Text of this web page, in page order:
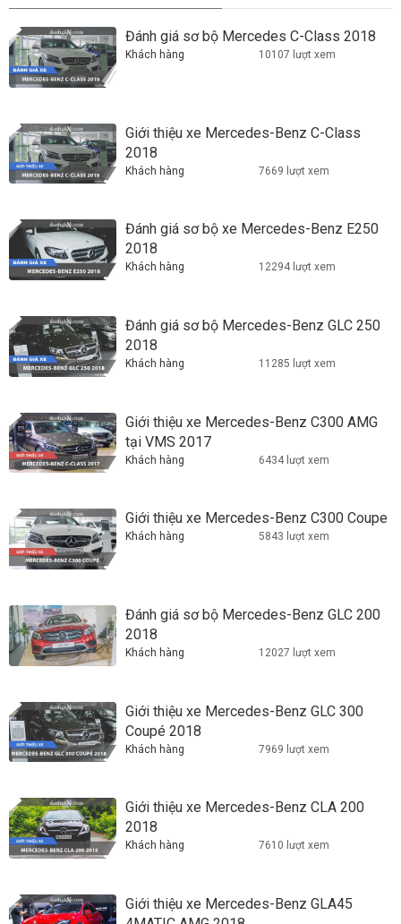
Đánh giá sơ bộ Mercedes C-Class 2018
Khách hàng 10107 lượt xem
Giới thiệu xe Mercedes-Benz C-Class
2018
Khách hàng 7669 lượt xem
Đánh giá sơ bộ xe Mercedes-Benz E250
2018
Khách hàng 12294 lượt xem
Đánh giá sơ bộ Mercedes-Benz GLC 250
2018
Khách hàng 11285 lượt xem
Giới thiệu xe Mercedes-Benz C300 AMG
tại VMS 2017
Khách hàng 6434 lượt xem
Giới thiệu xe Mercedes-Benz C300 Coupe
Khách hàng 5843 lượt xem
Đánh giá sơ bộ Mercedes-Benz GLC 200
2018
Khách hàng 12027 lượt xem
Giới thiệu xe Mercedes-Benz GLC 300
Coupé 2018
Khách hàng 7969 lượt xem
Giới thiệu xe Mercedes-Benz CLA 200
2018
Khách hàng 7610 lượt xem
Giới thiệu xe Mercedes-Benz GLA45